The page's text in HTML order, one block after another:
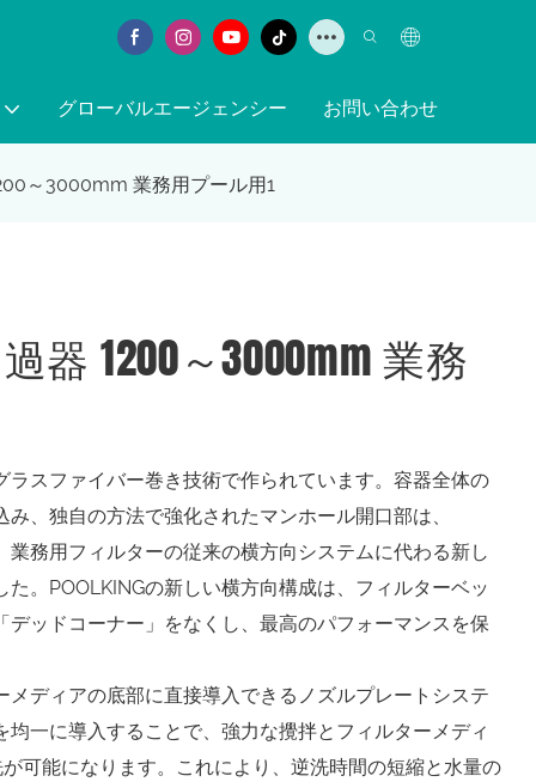
グローバルエージェンシー お問い合わせ
～3000mm 業務用プール用1
器 1200～3000mm 業務
ラスファイバー巻き技術で作られています。容器全体の
、独自の方法で強化されたマンホール開口部は、
業務用フィルターの従来の横方向システムに代わる新し
。POOLKINGの新しい横方向構成は、フィルターベッ
デッドコーナー」をなくし、最高のパフォーマンスを保
ディアの底部に直接導入できるノズルプレートシステ
一に導入することで、強力な攪拌とフィルターメディ
可能になります。これにより、逆洗時間の短縮と水量の